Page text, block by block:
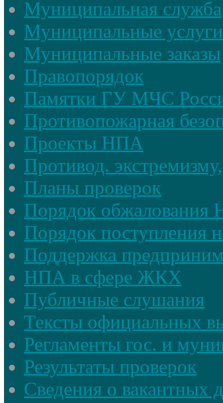
Муниципальная служба
Муниципальные услуги
Муниципальные заказы
Правопорядок
Памятки ГУ МЧС
Противопожарная
Проекты НПА
Противод.
Планы проверок
Порядок
Порядок поступления
Поддержка
НПА в сфере ЖКХ
Публичные слушания
Тексты официальных
Регламенты гос. и
Результаты проверок
Сведения о вакантных